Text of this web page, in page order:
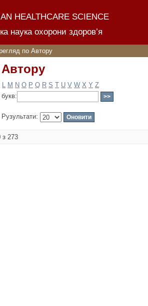
HEALTHCARE SCIENCE
наука охорони здоров’я
по Автору
L M N O P Q R S T U V W X Y Z
Рузультати:
з 273